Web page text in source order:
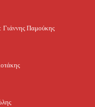
Γιάννης Παμούκης